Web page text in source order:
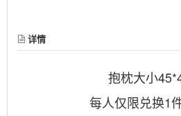
详情
抱枕大小
每人仅限兑换1